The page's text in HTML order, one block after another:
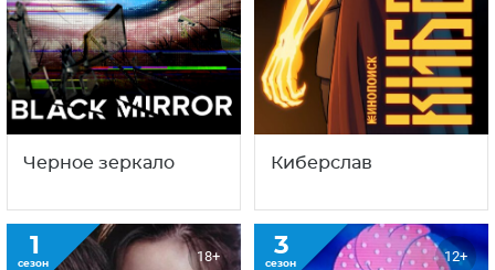
Черное зеркало Киберслав
1
сезон 18+ 3
сезон 12+